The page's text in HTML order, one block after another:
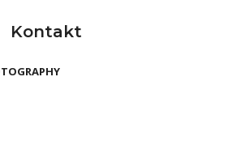
Kontakt